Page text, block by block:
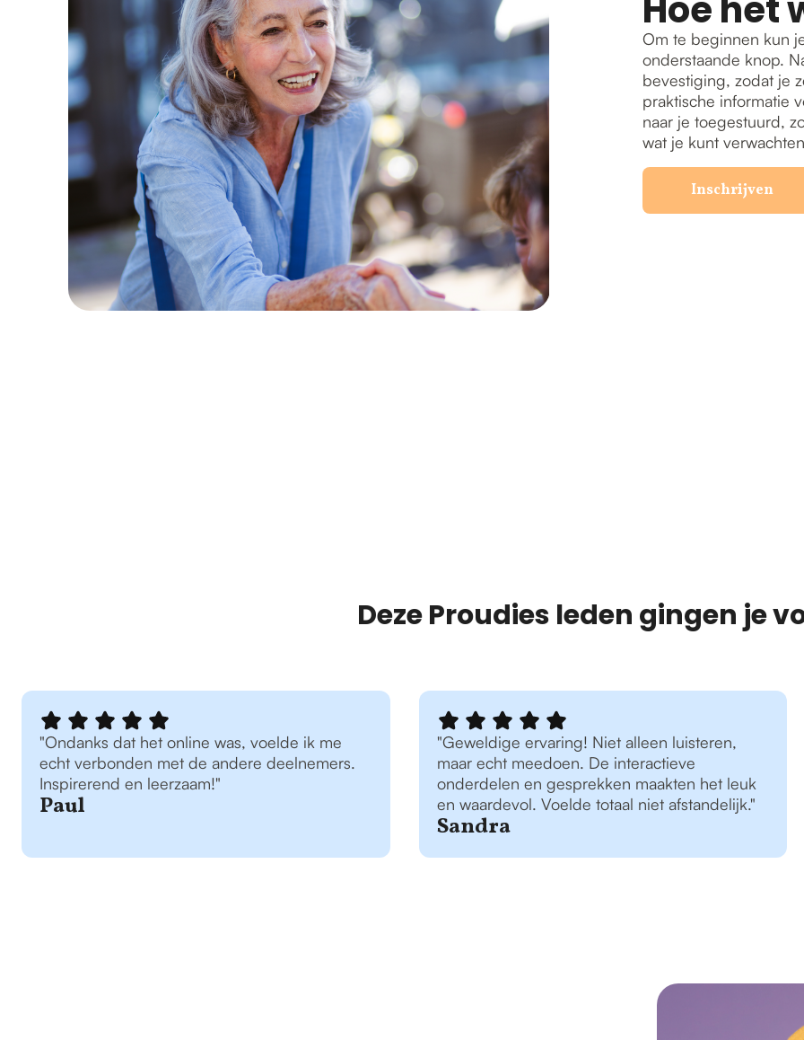
Om te beginnen kun
onderstaande knop.
bevestiging, zodat je
praktische informatie
naar je toegestuurd,
wat je kunt
Inschrijven
Deze Proudies leden gingen je
"Ondanks dat het online was, voelde ik me
echt verbonden met de andere deelnemers.
Inspirerend en leerzaam!"
Paul
"Geweldige ervaring! Niet alleen luisteren,
maar echt meedoen. De interactieve
onderdelen en gesprekken maakten het leuk
en waardevol. Voelde totaal niet afstandelijk."
Sandra